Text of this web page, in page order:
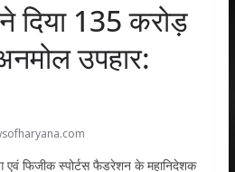
ने दिया 135 करोड़
उपहार:
एवं फिजीक स्पोर्टस फैडरेशन के महानिदेशक